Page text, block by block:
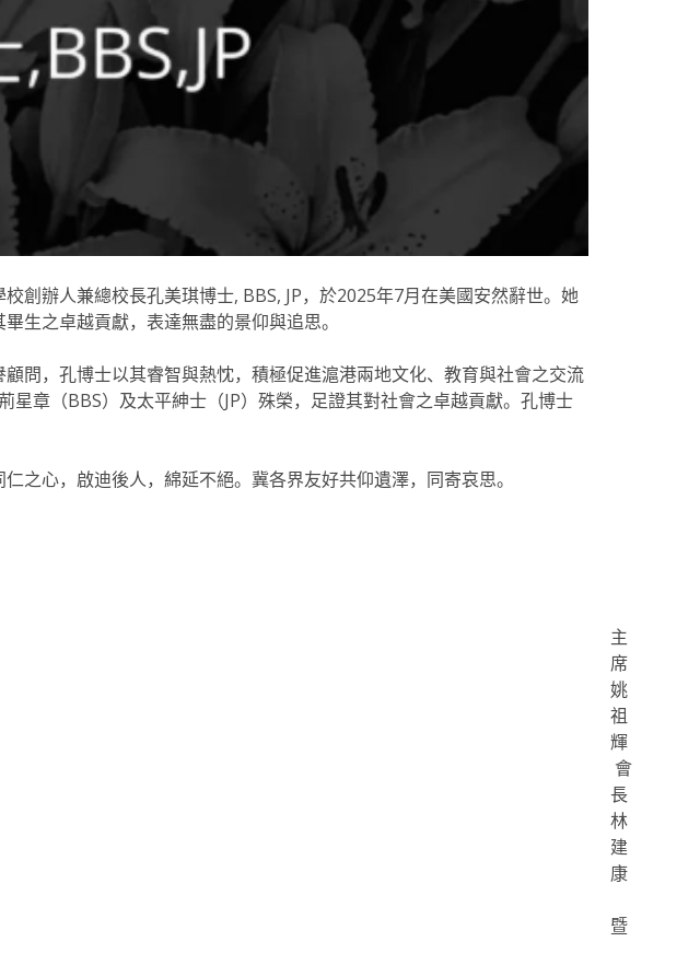
創辦人兼總校長孔美琪博士, BBS, JP，於2025年7月在美國安然辭世。她
生之卓越貢獻，表達無盡的景仰與追思。
問，孔博士以其睿智與熱忱，積極促進滬港兩地文化、教育與社會之交流
章（BBS）及太平紳士（JP）殊榮，足證其對社會之卓越貢獻。孔博士
之心，啟迪後人，綿延不絕。冀各界友好共仰遺澤，同寄哀思。
主
席
姚
祖
輝
會
長
林
建
康
暨